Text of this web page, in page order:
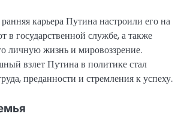
карьера Путина настроили его на
в государственной службе, а также
личную жизнь и мировоззрение.
взлет Путина в политике стал
преданности и стремления к успеху.